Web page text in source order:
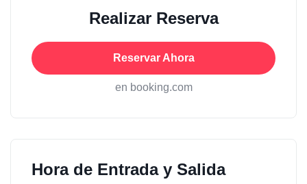
Realizar Reserva
Reservar Ahora
en booking.com
Hora de Entrada y Salida